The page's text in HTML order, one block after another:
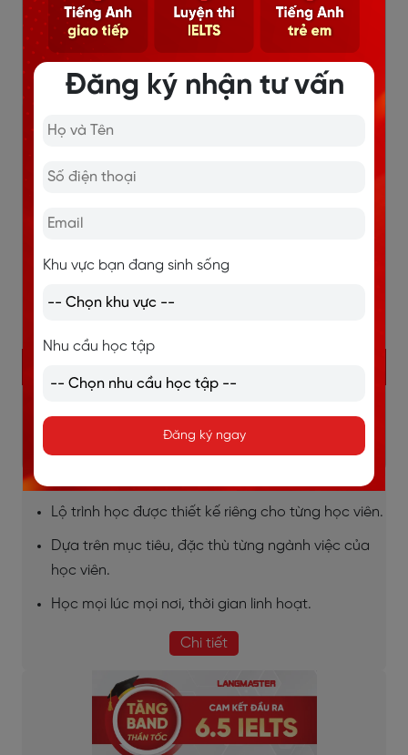
Nội Dung Hot
Học và trao đổi trực tiếp 1 thầy 1 trò.
Giao tiếp liên tục, sửa lỗi kịp thời, bù đắp lỗ hổng
Lộ trình học được thiết kế riêng cho từng học viên.
Dựa trên mục tiêu, đặc thù từng ngành việc của
học viên.
Học mọi lúc mọi nơi, thời gian linh hoạt.
Chi tiết
Đăng ký nhận tư vấn
Khu vực bạn đang sinh sống
Nhu cầu học tập
Đăng ký ngay